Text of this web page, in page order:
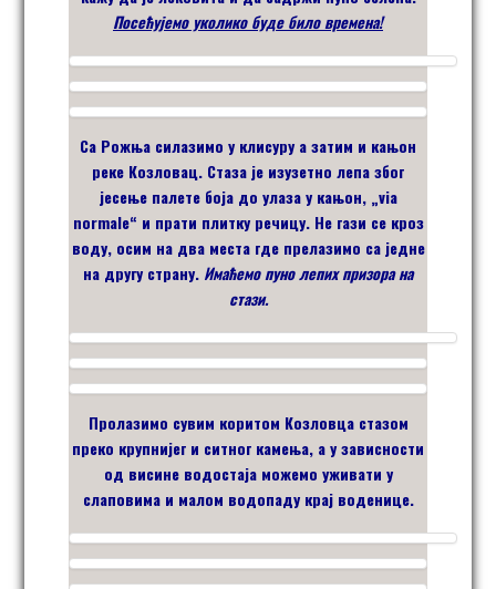
Посећујемо уколико буде било времена!
Са Рожња силазимо у клисуру а затим и кањон
реке Козловац. Стаза је изузетно лепа због
јесење палете боја до улаза у кањон, „via
normale“ и прати плитку речицу. Не гази се кроз
воду, осим на два места где прелазимо са једне
на другу страну. Имаћемо пуно лепих призора на
стази.
Пролазимо сувим коритом Козловца стазом
преко крупнијег и ситног камења, а у зависности
од висине водостаја можемо уживати у
слаповима и малом водопаду крај воденице.